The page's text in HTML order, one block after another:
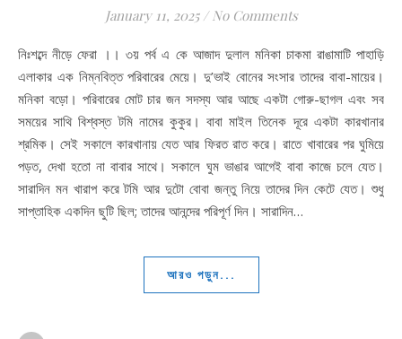
January 11, 2025 / No Comments
নিঃশব্দে নীড়ে ফেরা ।। ৩য় পর্ব এ কে আজাদ দুলাল মনিকা চাকমা রাঙামাটি পাহাড়ি
এলাকার এক নিম্নবিত্ত পরিবারের মেয়ে। দু’ভাই বোনের সংসার তাদের বাবা-মায়ের।
মনিকা বড়ো। পরিবারের মোট চার জন সদস্য আর আছে একটা গোরু-ছাগল এবং সব
সময়ের সাথি বিশ্বস্ত টমি নামের কুকুর। বাবা মাইল তিনেক দূরে একটা কারখানার
শ্রমিক। সেই সকালে কারখানায় যেত আর ফিরত রাত করে। রাতে খাবারের পর ঘুমিয়ে
পড়ত, দেখা হতো না বাবার সাথে। সকালে ঘুম ভাঙার আগেই বাবা কাজে চলে যেত।
সারাদিন মন খারাপ করে টমি আর দুটো বোবা জন্তু নিয়ে তাদের দিন কেটে যেত। শুধু
সাপ্তাহিক একদিন ছুটি ছিল; তাদের আনন্দের পরিপূর্ণ দিন। সারাদিন…
আরও পড়ুন...